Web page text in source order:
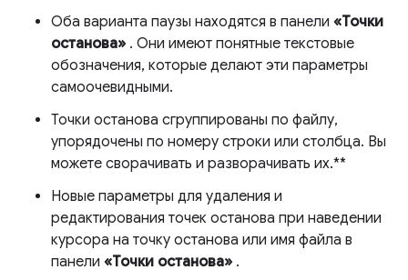
Оба варианта паузы находятся в панели «Точки
останова» . Они имеют понятные текстовые
обозначения, которые делают эти параметры
самоочевидными.
Точки останова сгруппированы по файлу,
упорядочены по номеру строки или столбца. Вы
можете сворачивать и разворачивать их.**
Новые параметры для удаления и
редактирования точек останова при наведении
курсора на точку останова или имя файла в
панели «Точки останова» .